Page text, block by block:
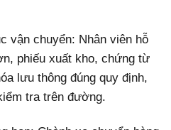
vận chuyển: Nhân viên hỗ
phiếu xuất kho, chứng từ
lưu thông đúng quy định,
tra trên đường.